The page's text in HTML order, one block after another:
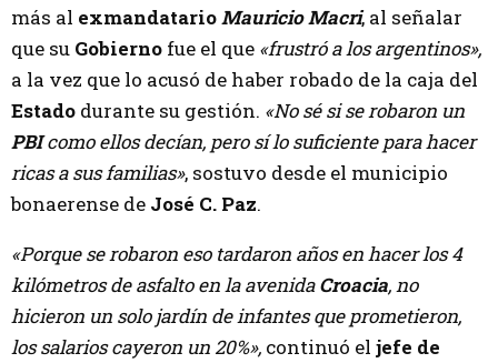
más al exmandatarioMauricio Macri, al señalar
que su Gobierno fue el que «frustró a los argentinos»,
a la vez que lo acusó de haber robado de la caja del
Estado durante su gestión. «No sé si se robaron un
PBIcomo ellos decían, pero sí lo suficiente para hacer
ricas a sus familias», sostuvo desde el municipio
bonaerense de José C. Paz.
«Porque se robaron eso tardaron años en hacer los 4
kilómetros de asfalto en la avenidaCroacia, no
hicieron un solo jardín de infantes que prometieron,
los salarios cayeron un 20%», continuó el jefe de